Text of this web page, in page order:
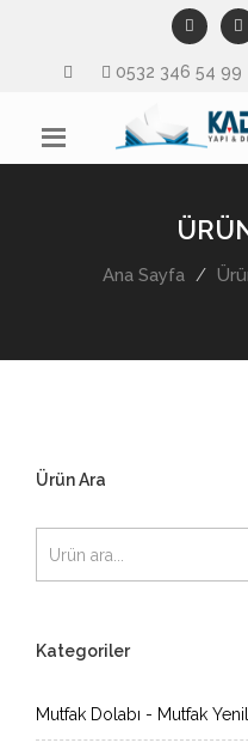
0532 346 54 99
Ana Sayfa
Ürün Ara
Kategoriler
Mutfak Dolabı - Mutfak